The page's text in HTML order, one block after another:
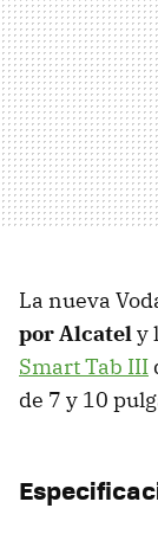
La nueva
por Alcately
Smart Tab III
de 7 y 10